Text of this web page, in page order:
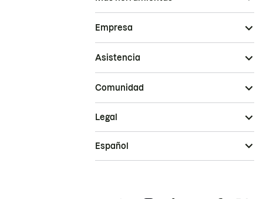
Empresa
Asistencia
Comunidad
Legal
Español